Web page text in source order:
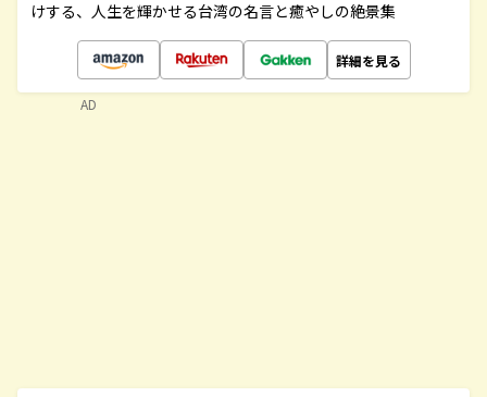
けする、人生を輝かせる台湾の名言と癒やしの絶景集
詳細を見る
AD